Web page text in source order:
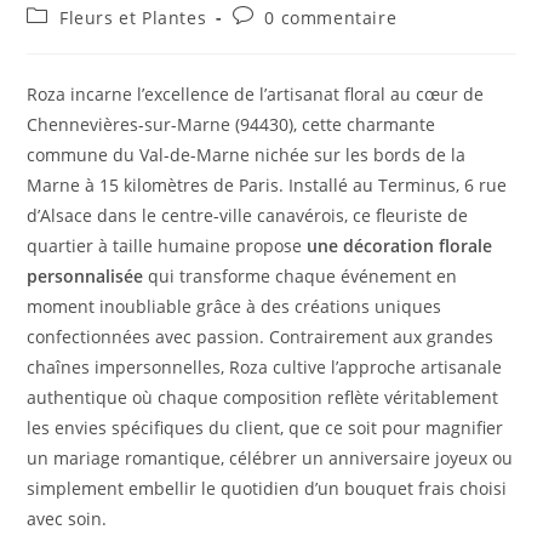
Fleurs et Plantes
0 commentaire
Roza incarne l’excellence de l’artisanat floral au cœur de
Chennevières-sur-Marne (94430), cette charmante
commune du Val-de-Marne nichée sur les bords de la
Marne à 15 kilomètres de Paris. Installé au Terminus, 6 rue
d’Alsace dans le centre-ville canavérois, ce fleuriste de
quartier à taille humaine propose une décoration florale
personnalisée qui transforme chaque événement en
moment inoubliable grâce à des créations uniques
confectionnées avec passion. Contrairement aux grandes
chaînes impersonnelles, Roza cultive l’approche artisanale
authentique où chaque composition reflète véritablement
les envies spécifiques du client, que ce soit pour magnifier
un mariage romantique, célébrer un anniversaire joyeux ou
simplement embellir le quotidien d’un bouquet frais choisi
avec soin.